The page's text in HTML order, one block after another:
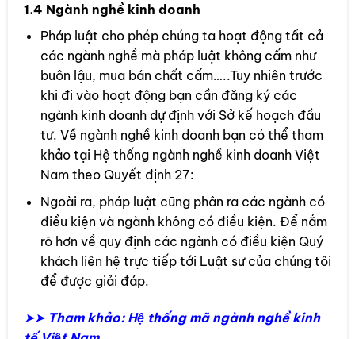
1.4 Ngành nghề kinh doanh
Pháp luật cho phép chúng ta hoạt động tất cả
các ngành nghề mà pháp luật không cấm như
buôn lậu, mua bán chất cấm…..Tuy nhiên trước
khi đi vào hoạt động bạn cần đăng ký các
ngành kinh doanh dự định với Sở kế hoạch đầu
tư. Về ngành nghề kinh doanh bạn có thể tham
khảo tại Hệ thống ngành nghề kinh doanh Việt
Nam theo Quyết định 27:
Ngoài ra, pháp luật cũng phân ra các ngành có
điều kiện và ngành không có điều kiện. Để nắm
rõ hơn về quy định các ngành có điều kiện Quý
khách liên hệ trực tiếp tới Luật sư của chúng tôi
để được giải đáp.
➤➤ Tham khảo: Hệ thống mã ngành nghề kinh